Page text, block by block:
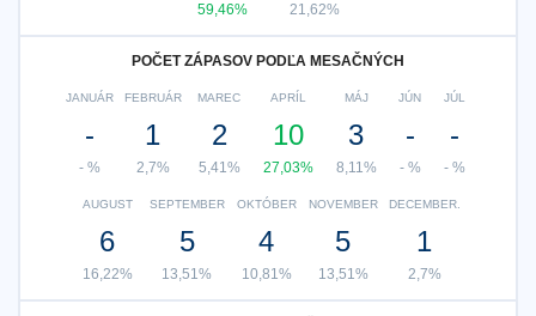
59,46% 21,62%
POČET ZÁPASOV PODĽA MESAČNÝCH
JANUÁR
-
- %
FEBRUÁR
1
2,7%
MAREC
2
5,41%
APRÍL
10
27,03%
MÁJ
3
8,11%
JÚN
-
- %
JÚL
-
- %
AUGUST
6
16,22%
SEPTEMBER
5
13,51%
OKTÓBER
4
10,81%
NOVEMBER
5
13,51%
DECEMBER.
1
2,7%